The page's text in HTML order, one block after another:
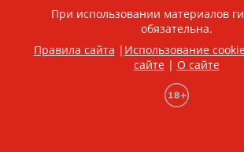
При использовании материалов
обязательна.
Правила сайта | Использование
сайте| О сайте